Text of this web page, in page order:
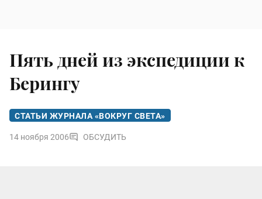
Пять дней из экспедиции к
Берингу
СТАТЬИ ЖУРНАЛА «ВОКРУГ СВЕТА»
14 ноября 2006 ОБСУДИТЬ